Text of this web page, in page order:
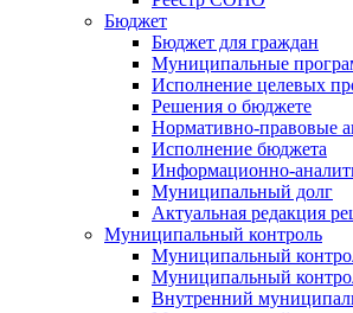
Бюджет
Бюджет для граждан
Муниципальные
Исполнение целевых
Решения о бюджете
Нормативно-правовые
Исполнение бюджета
Информационно-
Муниципальный долг
Актуальная редакция
Муниципальный контроль
Муниципальный
Муниципальный
Внутренний